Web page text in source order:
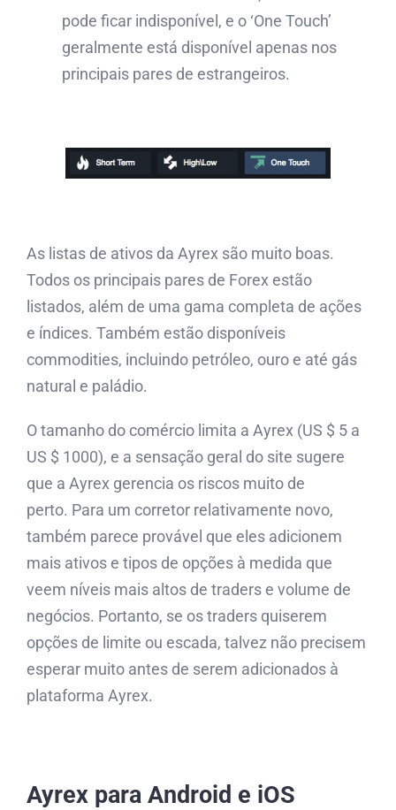
pode ficar indisponível, e o ‘One Touch’
geralmente está disponível apenas nos
principais pares de estrangeiros.
As listas de ativos da Ayrex são muito boas.
Todos os principais pares de Forex estão
listados, além de uma gama completa de ações
e índices. Também estão disponíveis
commodities, incluindo petróleo, ouro e até gás
natural e paládio.
O tamanho do comércio limita a Ayrex (US $ 5 a
US $ 1000), e a sensação geral do site sugere
que a Ayrex gerencia os riscos muito de
perto. Para um corretor relativamente novo,
também parece provável que eles adicionem
mais ativos e tipos de opções à medida que
veem níveis mais altos de traders e volume de
negócios. Portanto, se os traders quiserem
opções de limite ou escada, talvez não precisem
esperar muito antes de serem adicionados à
plataforma Ayrex.
Ayrex para Android e iOS